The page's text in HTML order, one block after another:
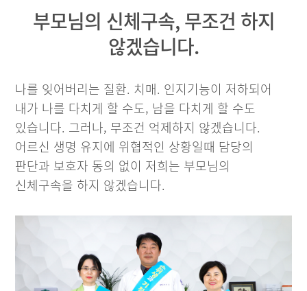
부모님의 신체구속, 무조건 하지
않겠습니다.
나를 잊어버리는 질환. 치매. 인지기능이 저하되어
내가 나를 다치게 할 수도, 남을 다치게 할 수도
있습니다. 그러나, 무조건 억제하지 않겠습니다.
어르신 생명 유지에 위협적인 상황일때 담당의
판단과 보호자 동의 없이 저희는 부모님의
신체구속을 하지 않겠습니다.